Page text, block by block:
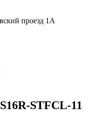
проезд 1А
STFCL-11